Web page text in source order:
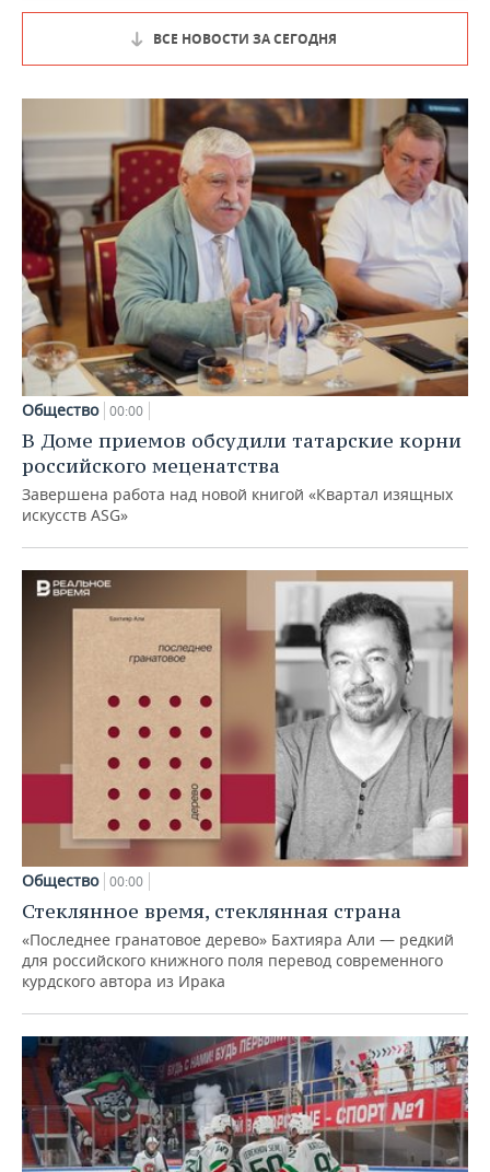
ВСЕ НОВОСТИ ЗА СЕГОДНЯ
Общество 00:00
В Доме приемов обсудили татарские корни
российского меценатства
Завершена работа над новой книгой «Квартал изящных
искусств ASG»
Общество 00:00
Стеклянное время, стеклянная страна
«Последнее гранатовое дерево» Бахтияра Али — редкий
для российского книжного поля перевод современного
курдского автора из Ирака